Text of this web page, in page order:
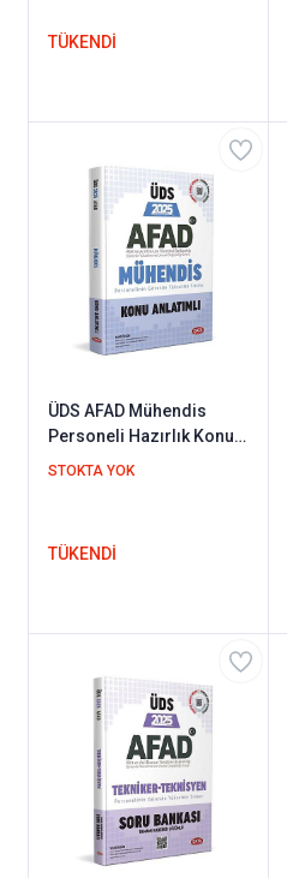
TÜKENDİ
ÜDS AFAD Mühendis
Personeli Hazırlık Konu
Anlatımlı Data Yayınları
STOKTA YOK
TÜKENDİ